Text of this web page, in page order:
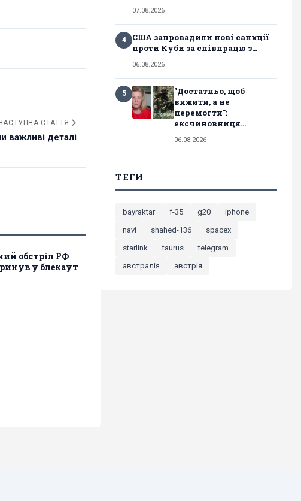
НАСТУПНА СТАТТЯ
важливі деталі
обстріл РФ
у блекаут
07.08.2026
4
США запровадили нові санкції
проти Куби за співпрацю з...
06.08.2026
5
"Достатньо, щоб
вижити, а не
перемогти":
ексчиновниця...
06.08.2026
ТЕГИ
bayraktar f-35 g20
iphone
navi
shahed-136
spacex
starlink
taurus
telegram
австралія
австрія